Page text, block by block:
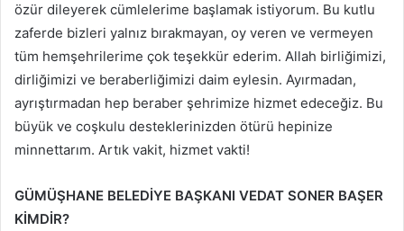
özür dileyerek cümlelerime başlamak istiyorum. Bu kutlu
zaferde bizleri yalnız bırakmayan, oy veren ve vermeyen
tüm hemşehrilerime çok teşekkür ederim. Allah birliğimizi,
dirliğimizi ve beraberliğimizi daim eylesin. Ayırmadan,
ayrıştırmadan hep beraber şehrimize hizmet edeceğiz. Bu
büyük ve coşkulu desteklerinizden ötürü hepinize
minnettarım. Artık vakit, hizmet vakti!
GÜMÜŞHANE BELEDİYE BAŞKANI VEDAT SONER BAŞER
KİMDİR?